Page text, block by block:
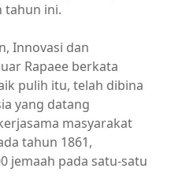
tahun ini.
Innovasi dan
Rapaee berkata
pulih itu, telah dibina
yang datang
masyarakat
tahun 1861,
jemaah pada satu-satu